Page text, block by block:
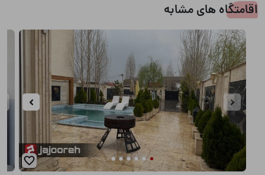
اقامتگاه های مشابه